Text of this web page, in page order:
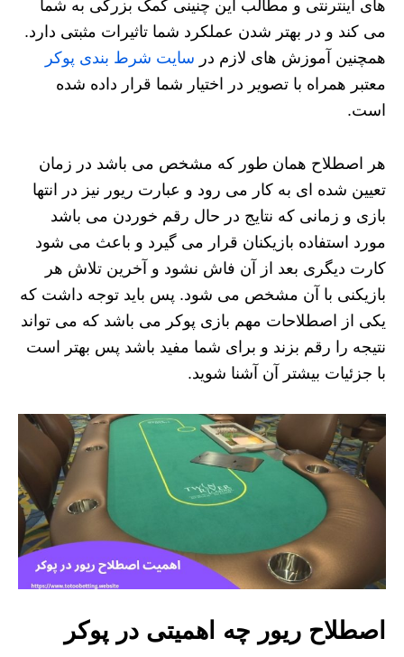
های اینترنتی و مطالب این چنینی کمک بزرگی به شما
می کند و در بهتر شدن عملکرد شما تاثیرات مثبتی دارد.
همچنین آموزش های لازم در سایت شرط بندی پوکر
معتبر همراه با تصویر در اختیار شما قرار داده شده
است.
هر اصطلاح همان طور که مشخص می باشد در زمان
تعیین شده ای به کار می رود و عبارت ریور نیز در انتها
بازی و زمانی که نتایج در حال رقم خوردن می باشد
مورد استفاده بازیکنان قرار می گیرد و باعث می شود
کارت دیگری بعد از آن فاش نشود و آخرین تلاش هر
بازیکنی با آن مشخص می شود. پس باید توجه داشت که
یکی از اصطلاحات مهم بازی پوکر می باشد که می تواند
نتیجه را رقم بزند و برای شما مفید باشد پس بهتر است
با جزئیات بیشتر آن آشنا شوید.
اصطلاح ریور چه اهمیتی در پوکر